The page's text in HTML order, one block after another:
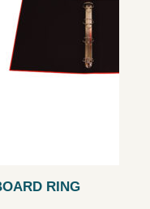
RING